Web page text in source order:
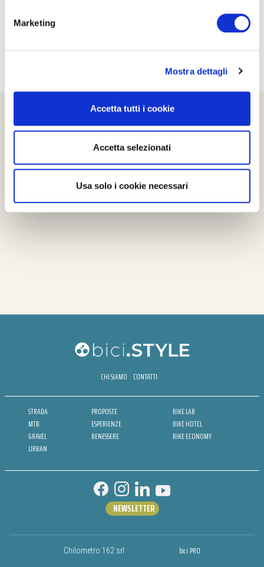
Marketing
Mostra dettagli
Accetta tutti i cookie
Accetta selezionati
Usa solo i cookie necessari
CHI SIAMO CONTATTI
STRADA
MTB
GRAVEL
URBAN
PROPOSTE
ESPERIENZE
BENESSERE
BIKE LAB
BIKE HOTEL
BIKE ECONOMY
Chilometro 162 srl bici.PRO
NEWSLETTER